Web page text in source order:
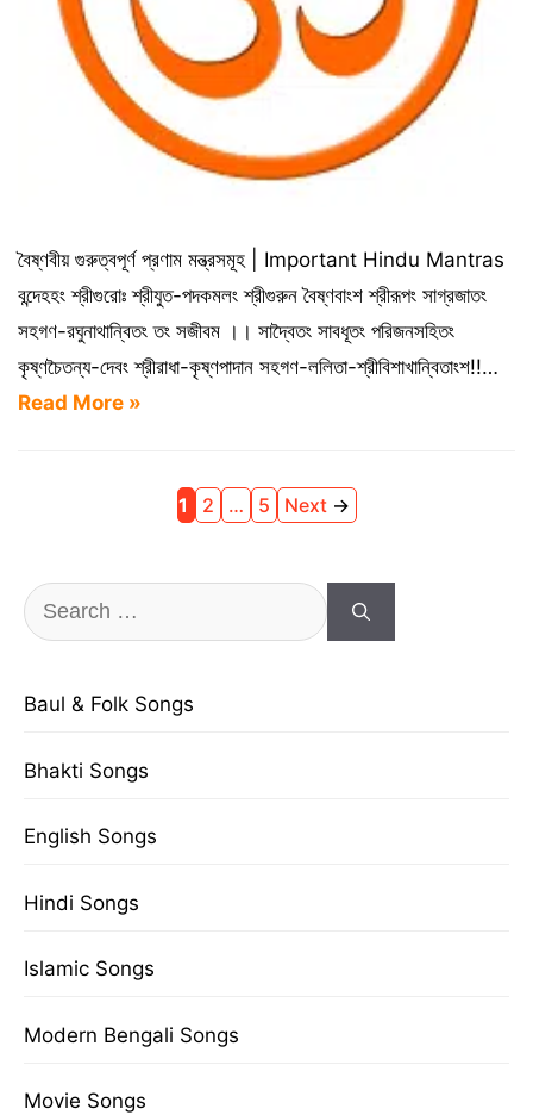
বৈষ্ণবীয় গুরুত্বপূর্ণ প্রণাম মন্ত্রসমূহ | Important Hindu Mantras
বন্দেহহং শ্রীগুরোঃ শ্রীযুত-পদকমলং শ্রীগুরুন বৈষ্ণবাংশ শ্রীরূপং সাগ্রজাতং
সহগণ-রঘুনাথান্বিতং তং সজীবম ।। সাদ্বৈতং সাবধূতং পরিজনসহিতং
কৃষ্ণচৈতন্য-দেবং শ্রীরাধা-কৃষ্ণপাদান সহগণ-ললিতা-শ্রীবিশাখান্বিতাংশ!!…
Read More »
Page
1 Page
2 … Page
5 Next →
Search
for:
Baul & Folk Songs
Bhakti Songs
English Songs
Hindi Songs
Islamic Songs
Modern Bengali Songs
Movie Songs